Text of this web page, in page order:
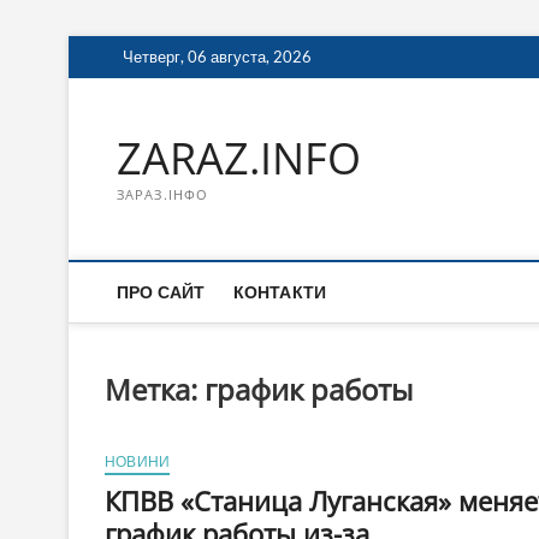
Перейти
к
Четверг, 06 августа, 2026
ZARAZ.INFO
ЗАРАЗ.ІНФО
ПРО САЙТ КОНТАКТИ
Метка: график работы
НОВИНИ
КПВВ «Станица Луганская»